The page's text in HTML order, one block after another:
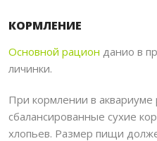
КОРМЛЕНИЕ
Основной рацион данио в
личинки.
При кормлении в
сбалансированные сухие
хлопьев. Размер пищи